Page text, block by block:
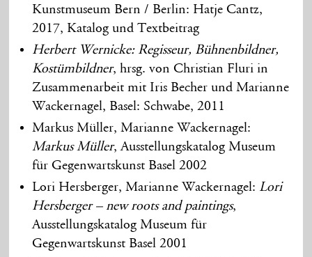
Kunstmuseum Bern / Berlin: Hatje Cantz,
2017, Katalog und Textbeitrag
Herbert Wernicke: Regisseur, Bühnenbildner,
Kostümbildner, hrsg. von Christian Fluri in
Zusammenarbeit mit Iris Becher und Marianne
Wackernagel, Basel: Schwabe, 2011
Markus Müller, Marianne Wackernagel:
Markus Müller, Ausstellungskatalog Museum
für Gegenwartskunst Basel 2002
Lori Hersberger, Marianne Wackernagel:Lori
Hersberger – new roots and paintings,
Ausstellungskatalog Museum für
Gegenwartskunst Basel 2001